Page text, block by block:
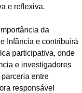
e reflexiva.
da
Infância e contribuirá
participativa, onde
e investigadores
entre
responsável